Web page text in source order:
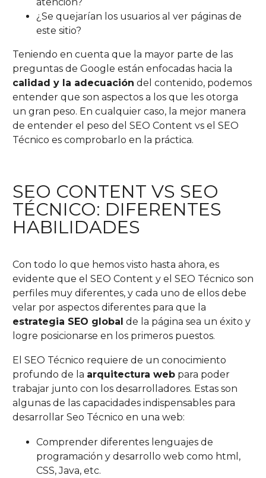
¿Se quejarían los usuarios al ver páginas de
este sitio?
Teniendo en cuenta que la mayor parte de las
preguntas de Google están enfocadas hacia la
calidad y la adecuación del contenido, podemos
entender que son aspectos a los que les otorga
un gran peso. En cualquier caso, la mejor manera
de entender el peso del SEO Content vs el SEO
Técnico es comprobarlo en la práctica.
SEO CONTENT VS SEO
TÉCNICO: DIFERENTES
HABILIDADES
Con todo lo que hemos visto hasta ahora, es
evidente que el SEO Content y el SEO Técnico son
perfiles muy diferentes, y cada uno de ellos debe
velar por aspectos diferentes para que la
estrategia SEO global de la página sea un éxito y
logre posicionarse en los primeros puestos.
El SEO Técnico requiere de un conocimiento
profundo de la arquitectura web para poder
trabajar junto con los desarrolladores. Estas son
algunas de las capacidades indispensables para
desarrollar Seo Técnico en una web:
Comprender diferentes lenguajes de
programación y desarrollo web como html,
CSS, Java, etc.